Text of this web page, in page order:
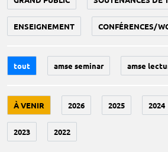
ENSEIGNEMENT CONFÉRENCES/
tout amse seminar amse
À VENIR 2026 2025 2024
2023 2022